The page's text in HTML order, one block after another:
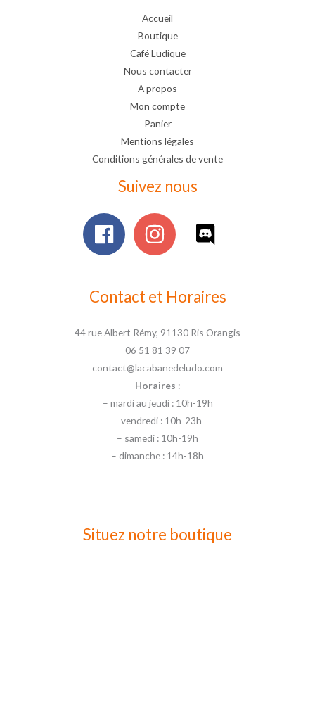
Accueil
Boutique
Café Ludique
Nous contacter
A propos
Mon compte
Panier
Mentions légales
Conditions générales de vente
Suivez nous
Contact et Horaires
44 rue Albert Rémy, 91130 Ris Orangis
06 51 81 39 07
contact@lacabanedeludo.com
Horaires :
– mardi au jeudi : 10h-19h
– vendredi : 10h-23h
– samedi : 10h-19h
– dimanche : 14h-18h
Situez notre boutique